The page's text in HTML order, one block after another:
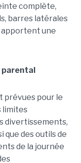
complète,
barres latérales
apportent une
prévues pour le
limites
divertissements,
que des outils de
de la journée